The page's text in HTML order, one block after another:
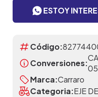
ESTOY
Código:
Conversiones:
Marca:Carraro
Categoria:EJE